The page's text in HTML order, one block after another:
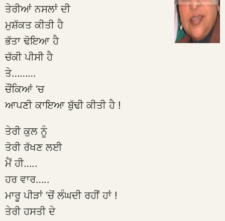
ਤੇਰੀਆਂ ਨਸਲਾਂ ਦੀ
ਮੁਸ਼ੱਕਤ ਕੀਤੀ ਹੈ
ਭੱਤਾ ਢੋਇਆ ਹੈ
ਚੱਕੀ ਪੀਸੀ ਹੈ
ਤੇ………
ਚੌਂਕਿਆਂ ‘ਚ
ਆਪਣੀ ਕਾਇਆ ਬੁੱਢੀ ਕੀਤੀ ਹੈ !
ਤੇਰੀ ਕੁਲ ਨੂੰ
ਤੋਰੀ ਰੱਖਣ ਲਈ
ਮੈਂ ਹੀ…..
ਹਰ ਵਾਰ…..
ਮਾਰੂ ਪੀੜਾਂ ‘ਚੋਂ ਲੰਘਦੀ ਰਹੀਂ ਹਾਂ !
ਤੇਰੀ ਹਸਤੀ ਦੇ